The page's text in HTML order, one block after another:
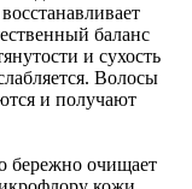
баланс
и сухость
Волосы
и получают
бережно очищает